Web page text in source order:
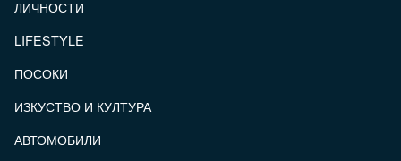
ЛИЧНОСТИ
LIFESTYLE
ПОСОКИ
ИЗКУСТВО И КУЛТУРА
АВТОМОБИЛИ